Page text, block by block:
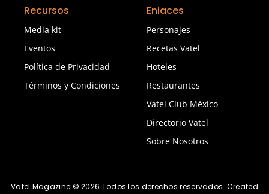
Recursos
Media kit
Eventos
Política de Privacidad
Términos y Condiciones
Enlaces
Personajes
Recetas Vatel
Hoteles
Restaurantes
Vatel Club México
Directorio Vatel
Sobre Nosotros
Vatel Magazine © 2026 Todos los derechos reservados. Created